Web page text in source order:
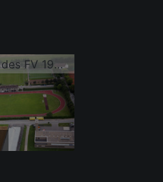
Sportplätze des FV 1922 Leutershausen eV